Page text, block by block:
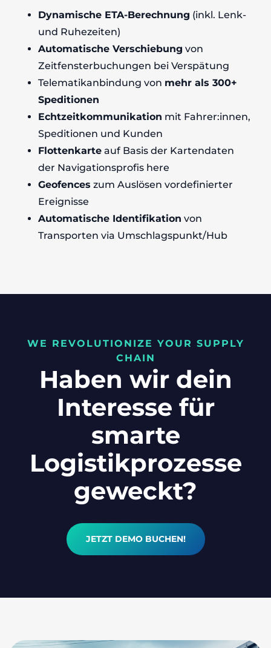
Dynamische ETA-Berechnung (inkl. Lenk-
und Ruhezeiten)​
Automatische Verschiebung von
Zeitfensterbuchungen bei Verspätung​
Telematikanbindung von mehr als 300+
Speditionen​
Echtzeitkommunikation mit Fahrer:innen,
Speditionen und Kunden​
Flottenkarte auf Basis der Kartendaten
der Navigationsprofis here​
Geofences zum Auslösen vordefinierter
Ereignisse
Automatische Identifikation von
Transporten via Umschlagspunkt/Hub​
WE REVOLUTIONIZE YOUR SUPPLY
CHAIN​
Haben wir dein
Interesse für
smarte
Logistikprozesse
geweckt?
JETZT DEMO BUCHEN!